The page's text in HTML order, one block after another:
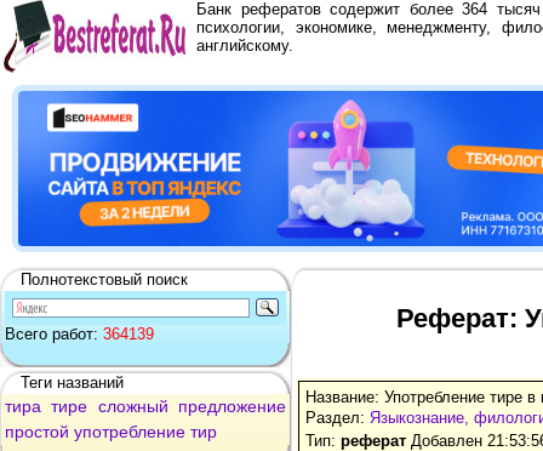
Банк рефератов содержит более 364
психологии, экономике, менеджменту,
английскому.
Полнотекстовый поиск
Всего работ: 364139
Теги названий
тира тире сложный
предложение
простой употребление тир
Реферат:
Название: Употребление тире
Раздел: Языкознание,
Тип: реферат Добавлен